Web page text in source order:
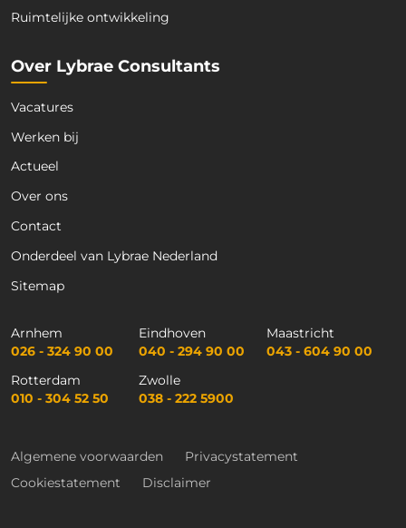
Ruimtelijke ontwikkeling
Over Lybrae Consultants
Vacatures
Werken bij
Actueel
Over ons
Contact
Onderdeel van Lybrae Nederland
Sitemap
Arnhem
026 - 324 90 00
Eindhoven
040 - 294 90 00
Maastricht
043 - 604 90 00
Rotterdam
010 - 304 52 50
Zwolle
038 - 222 5900
Algemene voorwaarden
Privacystatement
Cookiestatement
Disclaimer